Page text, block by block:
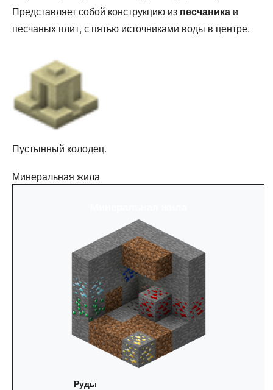
Представляет собой конструкцию из песчаника и
песчаных плит, с пятью источниками воды в центре.
Пустынный колодец.
Минеральная жила
Руды